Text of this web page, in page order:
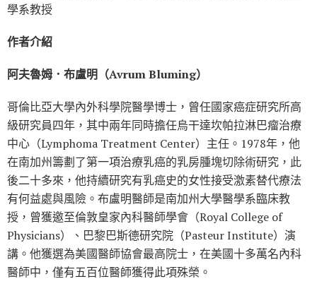
學系教授
作者介紹
阿夫魯姆．布盧明（Avrum Bluming）
哥倫比亞大學內外科學院醫學博士，曾任國家癌症研究所高
級研究員四年，其中兩年同時擔任烏干達坎帕拉淋巴瘤治療
中心（Lymphoma Treatment Center）主任。1978年，他
在南加州籌劃了第一項治療乳癌的乳房腫塊切除術研究，此
後二十多來，他持續研究有乳癌史的女性接受激素替代療法
有何益處與風險。布盧明醫師是南加州大學醫學系臨床教
授，曾獲邀至倫敦皇家內科醫師學會（Royal College of
Physicians）、巴黎巴斯德研究院（Pasteur Institute）演
講。他獲選為美國醫師協會最高院士，在美國十多萬名內科
醫師中，僅有五百位醫師獲得此項殊榮。